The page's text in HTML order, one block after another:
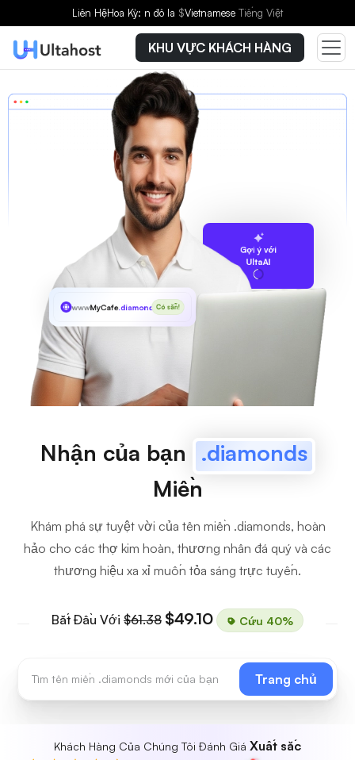
Liên HệHoa Kỳ: n đô la $Vietnamese Tiếng Việt
KHU VỰC KHÁCH HÀNG
Gợi ý với
UltaAI
wwwMyCafe.diamondsCó sẵn!
Nhận của bạn
.diamonds
Miền
Khám phá sự tuyệt vời của tên miền .diamonds, hoàn
hảo cho các thợ kim hoàn, thương nhân đá quý và các
thương hiệu xa xỉ muốn tỏa sáng trực tuyến.
Bắt Đầu Với $61.38 $49.10 Cứu 40%
Trang chủ
Khách Hàng Của Chúng Tôi Đánh Giá Xuất sắc